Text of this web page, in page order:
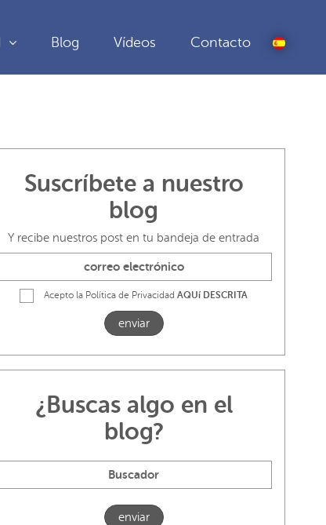
Blog Vídeos Contacto
Suscríbete a nuestro
blog
Y recibe nuestros post en tu bandeja de entrada
Acepto la Política de PrivacidadAQUí DESCRITA
enviar
¿Buscas algo en el
blog?